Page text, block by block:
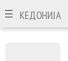
МАКЕДОНИЈА